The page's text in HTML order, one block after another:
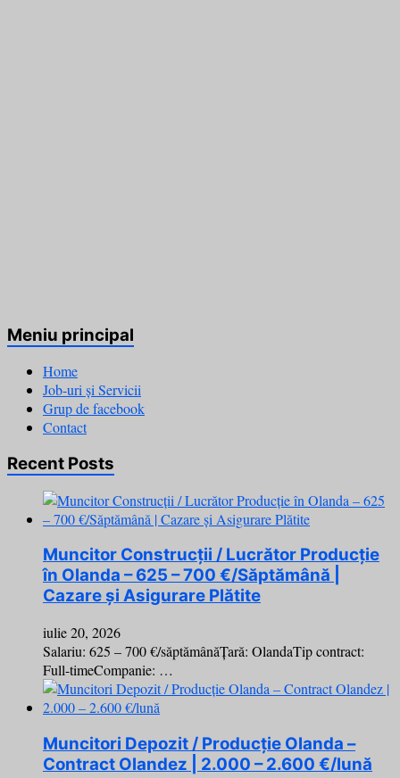
Meniu principal
Home
Job-uri și Servicii
Grup de facebook
Contact
Recent Posts
Muncitor Construcții / Lucrător Producție
în Olanda – 625 – 700 €/Săptămână |
Cazare și Asigurare Plătite
iulie 20, 2026
Salariu: 625 – 700 €/săptămânăȚară: OlandaTip contract:
Full-timeCompanie: …
Muncitori Depozit / Producție Olanda –
Contract Olandez | 2.000 – 2.600 €/lună